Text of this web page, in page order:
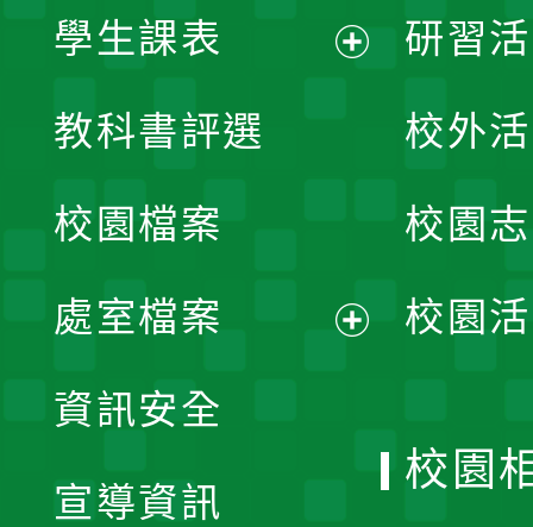
學生課表
單
教科書評選
校園檔案
處室檔案
資訊安全
宣導資訊
研習
校外
校園
校園
校園